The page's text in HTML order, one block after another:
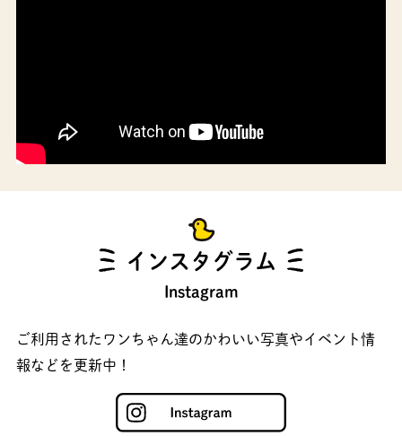
インスタグラム
Instagram
ご利用されたワンちゃん達のかわいい写真やイベント情
報などを更新中！